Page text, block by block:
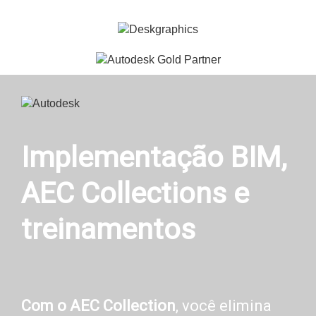
Implementação BIM,
AEC Collections e
treinamentos
Com o AEC Collection, você elimina